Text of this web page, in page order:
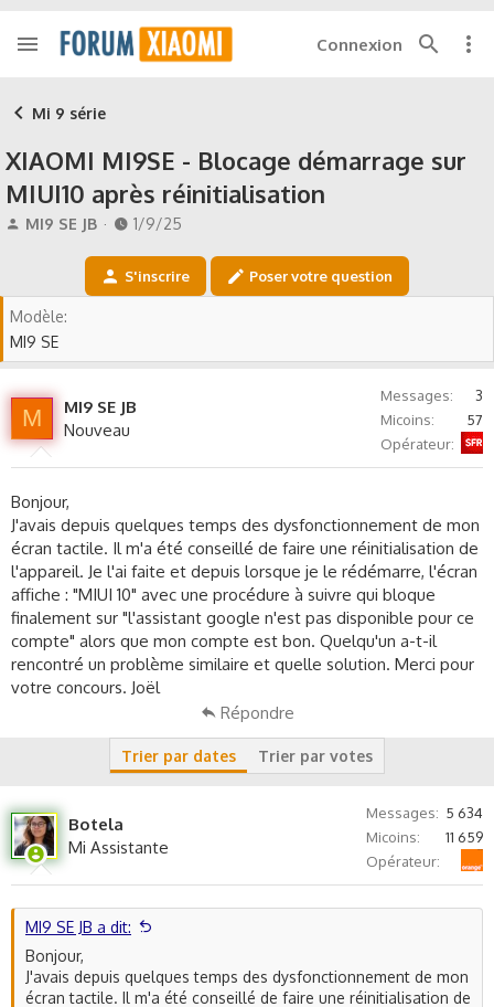
Connexion
Mi 9 série
XIAOMI MI9SE - Blocage démarrage sur
MIUI10 après réinitialisation
A
r
d
l
a
d
s
c
s
s
i
o
n
MI9 SE JB
D
e
u
1/9/25
S'inscrire Poser votre question
Modèle
MI9 SE
M
MI9 SE JB
Nouveau
Messages
3
Micoins
57
Opérateur
Bonjour,
J'avais depuis quelques temps des dysfonctionnement de mon
écran tactile. Il m'a été conseillé de faire une réinitialisation de
l'appareil. Je l'ai faite et depuis lorsque je le rédémarre, l'écran
affiche : "MIUI 10" avec une procédure à suivre qui bloque
finalement sur "l'assistant google n'est pas disponible pour ce
compte" alors que mon compte est bon. Quelqu'un a-t-il
rencontré un problème similaire et quelle solution. Merci pour
votre concours. Joël
Répondre
Trier par dates Trier par votes
Botela
Mi Assistante
Messages
5 634
Micoins
11 659
Opérateur
MI9 SE JB a dit:
Bonjour,
J'avais depuis quelques temps des dysfonctionnement de mon
écran tactile. Il m'a été conseillé de faire une réinitialisation de